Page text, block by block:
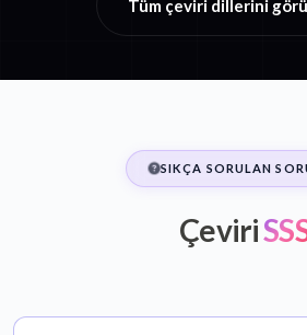
Tüm çeviri dillerini
SIKÇA SORULAN
Çeviri